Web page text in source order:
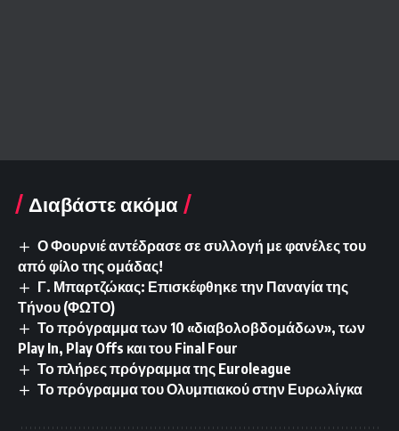
Διαβάστε ακόμα
Ο Φουρνιέ αντέδρασε σε συλλογή με φανέλες του
από φίλο της ομάδας!
Γ. Μπαρτζώκας: Επισκέφθηκε την Παναγία της
Τήνου (ΦΩΤΟ)
Το πρόγραμμα των 10 «διαβολοβδομάδων», των
Play In, Play Offs και του Final Four
Το πλήρες πρόγραμμα της Euroleague
Το πρόγραμμα του Ολυμπιακού στην Ευρωλίγκα